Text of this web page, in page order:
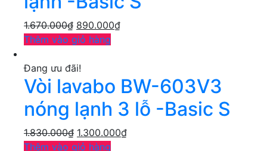
1.670.000₫ 890.000₫
Thêm vào giỏ hàng
Đang ưu đãi!
Vòi lavabo BW-603V3
nóng lạnh 3 lỗ -Basic S
1.830.000₫ 1.300.000₫
Thêm vào giỏ hàng